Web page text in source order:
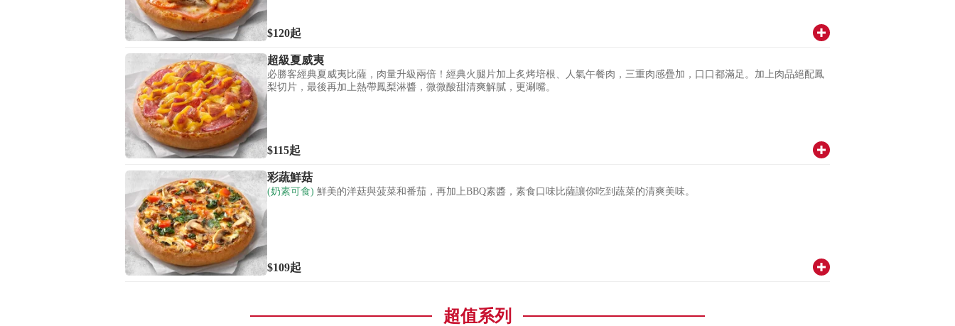
$120起
超級夏威夷
必勝客經典夏威夷比薩，肉量升級兩倍！經典火腿片加上炙烤培根、人氣午餐肉，三重肉感疊加，口口都滿足。加上肉品絕配鳳
梨切片，最後再加上熱帶鳳梨淋醬，微微酸甜清爽解膩，更涮嘴。
$115起
彩蔬鮮菇
(奶素可食) 鮮美的洋菇與菠菜和番茄，再加上BBQ素醬，素食口味比薩讓你吃到蔬菜的清爽美味。
$109起
超值系列